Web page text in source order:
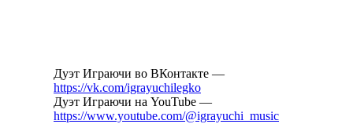
Дуэт Играючи во ВКонтакте —
https://vk.com/igrayuchilegko
Дуэт Играючи на YouTube —
https://www.youtube.com/@igrayuchi_music